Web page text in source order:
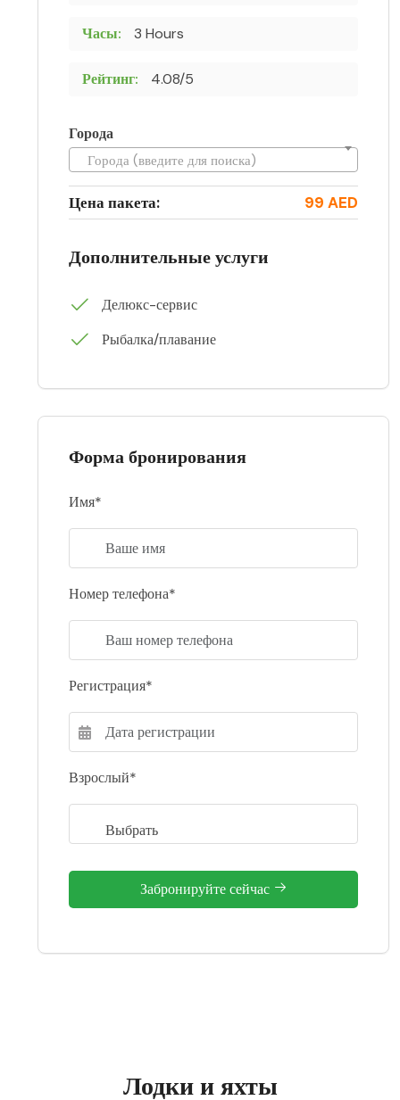
Часы: 3 Hours
Рейтинг: 4.08/5
Города
Города (введите для поиска)
Цена пакета: 99 AED
Дополнительные услуги
Делюкс-сервис
Рыбалка/плавание
Форма бронирования
Имя*
Номер телефона*
Регистрация*
Взрослый*
Забронируйте сейчас
Лодки и яхты